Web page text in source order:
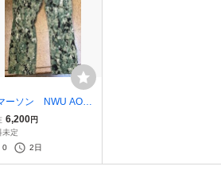
ーソン NWU AOR2
レプリカ リップ
ップ加工 中古 米
海軍 ミリタリ- B
6,200円
未定
0
2日